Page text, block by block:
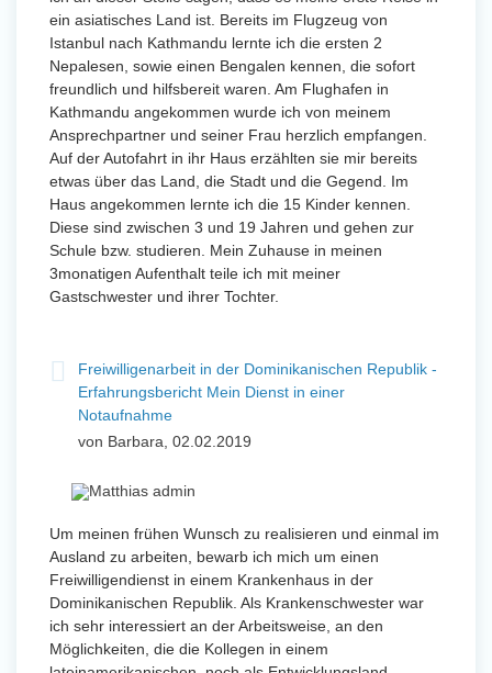
ein asiatisches Land ist. Bereits im Flugzeug von
Istanbul nach Kathmandu lernte ich die ersten 2
Nepalesen, sowie einen Bengalen kennen, die sofort
freundlich und hilfsbereit waren. Am Flughafen in
Kathmandu angekommen wurde ich von meinem
Ansprechpartner und seiner Frau herzlich empfangen.
Auf der Autofahrt in ihr Haus erzählten sie mir bereits
etwas über das Land, die Stadt und die Gegend. Im
Haus angekommen lernte ich die 15 Kinder kennen.
Diese sind zwischen 3 und 19 Jahren und gehen zur
Schule bzw. studieren. Mein Zuhause in meinen
3monatigen Aufenthalt teile ich mit meiner
Gastschwester und ihrer Tochter.
Freiwilligenarbeit in der Dominikanischen Republik -
Erfahrungsbericht Mein Dienst in einer
Notaufnahme
von Barbara, 02.02.2019
Um meinen frühen Wunsch zu realisieren und einmal im
Ausland zu arbeiten, bewarb ich mich um einen
Freiwilligendienst in einem Krankenhaus in der
Dominikanischen Republik. Als Krankenschwester war
ich sehr interessiert an der Arbeitsweise, an den
Möglichkeiten, die die Kollegen in einem